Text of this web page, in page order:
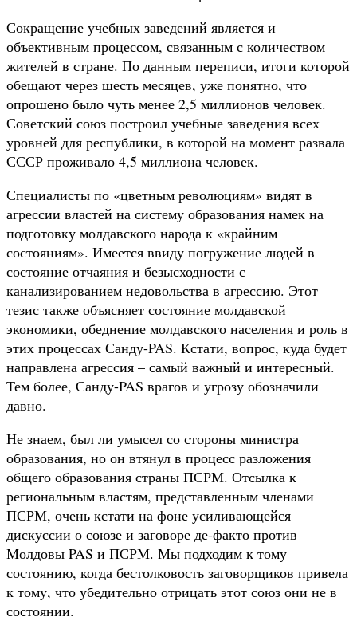
Сокращение учебных заведений является и
объективным процессом, связанным с количеством
жителей в стране. По данным переписи, итоги которой
обещают через шесть месяцев, уже понятно, что
опрошено было чуть менее 2,5 миллионов человек.
Советский союз построил учебные заведения всех
уровней для республики, в которой на момент развала
СССР проживало 4,5 миллиона человек.
Специалисты по «цветным революциям» видят в
агрессии властей на систему образования намек на
подготовку молдавского народа к «крайним
состояниям». Имеется ввиду погружение людей в
состояние отчаяния и безысходности с
канализированием недовольства в агрессию. Этот
тезис также объясняет состояние молдавской
экономики, обеднение молдавского населения и роль в
этих процессах Санду-PAS. Кстати, вопрос, куда будет
направлена агрессия – самый важный и интересный.
Тем более, Санду-PAS врагов и угрозу обозначили
давно.
Не знаем, был ли умысел со стороны министра
образования, но он втянул в процесс разложения
общего образования страны ПСРМ. Отсылка к
региональным властям, представленным членами
ПСРМ, очень кстати на фоне усиливающейся
дискуссии о союзе и заговоре де-факто против
Молдовы PAS и ПСРМ. Мы подходим к тому
состоянию, когда бестолковость заговорщиков привела
к тому, что убедительно отрицать этот союз они не в
состоянии.